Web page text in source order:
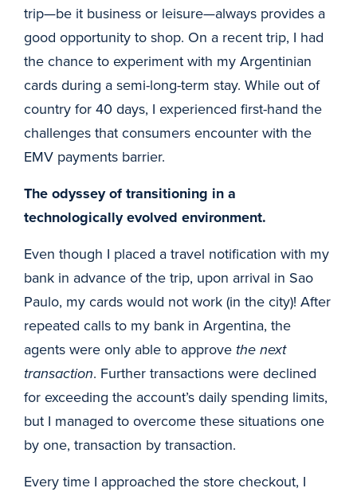
trip—be it business or leisure—always provides a
good opportunity to shop. On a recent trip, I had
the chance to experiment with my Argentinian
cards during a semi-long-term stay. While out of
country for 40 days, I experienced first-hand the
challenges that consumers encounter with the
EMV payments barrier.
The odyssey of transitioning in a
technologically evolved environment.
Even though I placed a travel notification with my
bank in advance of the trip, upon arrival in Sao
Paulo, my cards would not work (in the city)! After
repeated calls to my bank in Argentina, the
agents were only able to approve the next
transaction. Further transactions were declined
for exceeding the account’s daily spending limits,
but I managed to overcome these situations one
by one, transaction by transaction.
Every time I approached the store checkout, I